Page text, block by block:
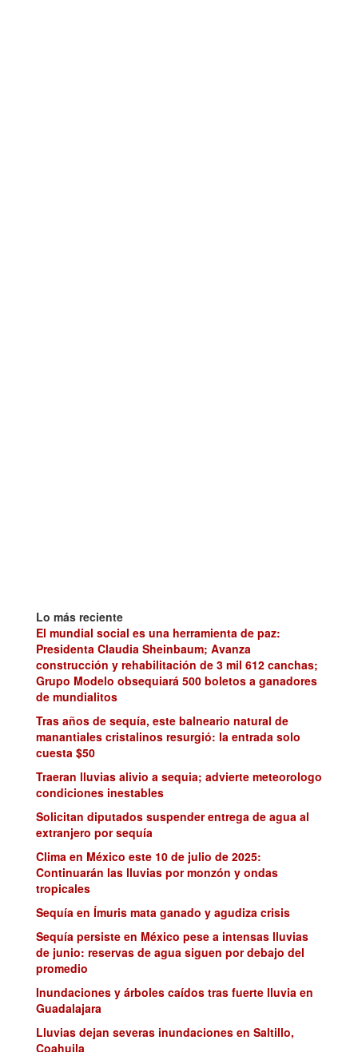
Lo más reciente
El mundial social es una herramienta de paz:
Presidenta Claudia Sheinbaum; Avanza
construcción y rehabilitación de 3 mil 612 canchas;
Grupo Modelo obsequiará 500 boletos a ganadores
de mundialitos
Tras años de sequía, este balneario natural de
manantiales cristalinos resurgió: la entrada solo
cuesta $50
Traeran lluvias alivio a sequia; advierte meteorologo
condiciones inestables
Solicitan diputados suspender entrega de agua al
extranjero por sequía
Clima en México este 10 de julio de 2025:
Continuarán las lluvias por monzón y ondas
tropicales
Sequía en Ímuris mata ganado y agudiza crisis
Sequía persiste en México pese a intensas lluvias
de junio: reservas de agua siguen por debajo del
promedio
Inundaciones y árboles caídos tras fuerte lluvia en
Guadalajara
Lluvias dejan severas inundaciones en Saltillo,
Coahuila